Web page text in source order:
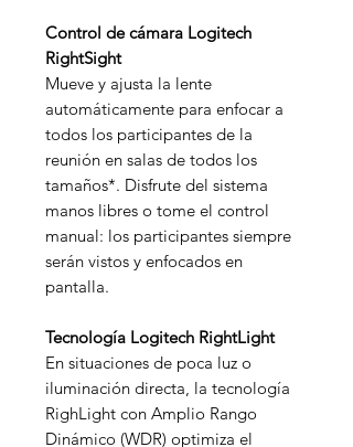
Control de cámara Logitech
RightSight
Mueve y ajusta la lente
automáticamente para enfocar a
todos los participantes de la
reunión en salas de todos los
tamaños*. Disfrute del sistema
manos libres o tome el control
manual: los participantes siempre
serán vistos y enfocados en
pantalla.
Tecnología Logitech RightLight
En situaciones de poca luz o
iluminación directa, la tecnología
RighLight con Amplio Rango
Dinámico (WDR) optimiza el